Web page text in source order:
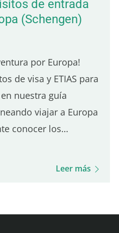
de entrada
(Schengen)
por Europa!
de visa y ETIAS para
nuestra guía
viajar a Europa
conocer los
encontrará
Leer más